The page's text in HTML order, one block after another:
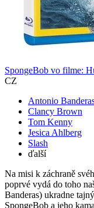
SpongeBob vo filme:
CZ
Antonio
Clancy Brown
Tom Kenny
Jesica Ahlberg
Slash
ďalší
Na misi k záchraně
poprvé vydá do toho
Banderas) ukradne
SpongeBob a jeho